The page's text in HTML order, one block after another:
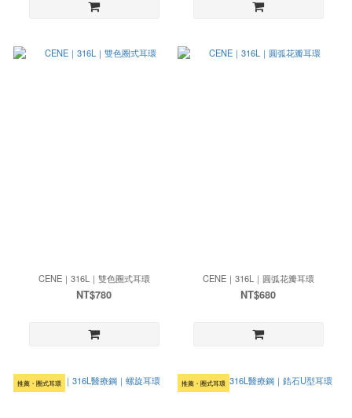
CENE｜316L｜雙色圈式耳環
NT$780
CENE｜316L｜圓弧花瓣耳環
NT$680
推薦・圈式耳環 推薦・圈式耳環